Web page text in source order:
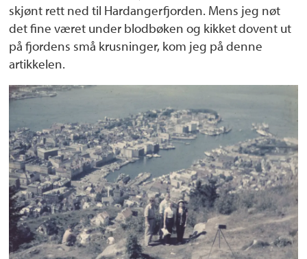
skjønt rett ned til Hardangerfjorden. Mens jeg nøt
det fine været under blodbøken og kikket dovent ut
på fjordens små krusninger, kom jeg på denne
artikkelen.